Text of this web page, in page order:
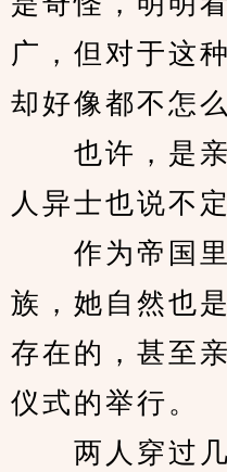
广，但对于这
却好像都不怎
也许，是亲
人异士也说不
作为帝国里
族，她自然也
存在的，甚至
仪式的举行。
两人穿过几